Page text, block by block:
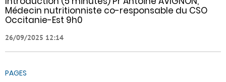
Médecin nutritionniste co-responsable du CSO
Occitanie-Est 9h0
26/09/2025 12:14
PAGES